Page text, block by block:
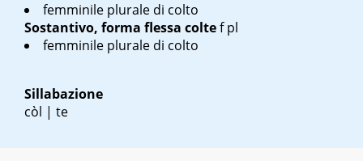
femminile plurale di colto
Sostantivo, forma flessa coltef pl
femminile plurale di colto
Sillabazione
còl | te